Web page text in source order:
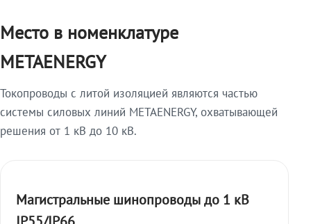
Место в номенклатуре
METAENERGY
Токопроводы с литой изоляцией являются частью
системы силовых линий METAENERGY, охватывающей
решения от 1 кВ до 10 кВ.
Магистральные шинопроводы до 1 кВ